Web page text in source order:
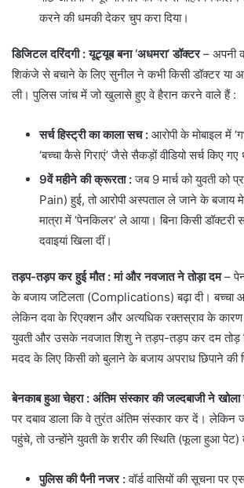
करने की धमकी देकर चुप करा दिया।
डिजिटल दरिंदगी : यूट्यूब बना ‘अधमरा’ डॉक्टर– अपनी
शिकंजे से बचाने के लिए सुनील ने कभी किसी डॉक्टर या
ली। पुलिस जांच में जो खुलासे हुए वे हैरान करने वाले हैं :
सर्च हिस्ट्री का काला सच : आरोपी के मोबाइल में
‘बच्चा कैसे गिराएं’ जैसे सैकड़ों वीडियो सर्च किए गए
9वें महीने की क्रूरता :जब 9 मार्च को युवती को
Pain) हुई, तो आरोपी अस्पताल ले जाने के बजाय
मात्रा में ‘पेनकिलर’ ले आया। बिना किसी
दवाइयां खिला दीं।
तड़प-तड़प कर हुई मौत : मां और नवजात ने तोड़ा दम–
के बजाय जटिलता (Complications) बढ़ा दी। बच्चा
लेकिन दवा के रिएक्शन और अत्यधिक रक्तस्राव के
युवती और उसके नवजात शिशु ने तड़प-तड़प कर दम तोड़
मदद के लिए किसी को बुलाने के बजाय अपराध छिपाने की
बेनकाब हुआ चेहरा : अंतिम संस्कार की जल्दबाजी ने खोला
पर दबाव डाला कि वे तुरंत अंतिम संस्कार कर दें। लेकिन
पहुंचे, तो उन्होंने युवती के शरीर की स्थिति (फूला हुआ
पुलिस की पैनी नजर :वॉर्ड वासियों की सूचना पर